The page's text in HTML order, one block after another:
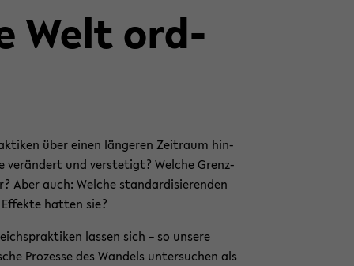
SPRA­
Welt ord­
über einen län­ge­ren Zeit­raum hin­
ver­än­dert und ver­ste­tigt? Wel­che Grenz­
Aber auch: Wel­che stan­dar­di­sie­ren­den
hat­ten sie?
las­sen sich – so un­se­re
Pro­zes­se des Wan­dels un­ter­su­chen als